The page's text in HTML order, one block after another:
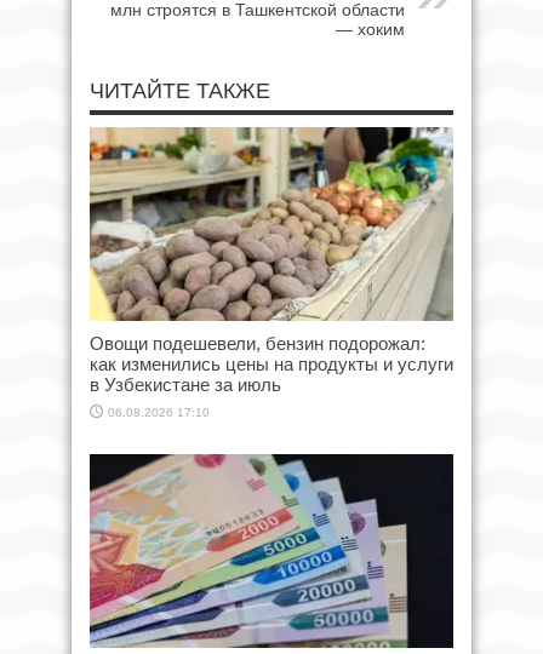
млн строятся в Ташкентской области
— хоким
ЧИТАЙТЕ ТАКЖЕ
Овощи подешевели, бензин подорожал:
как изменились цены на продукты и услуги
в Узбекистане за июль
06.08.2026 17:10